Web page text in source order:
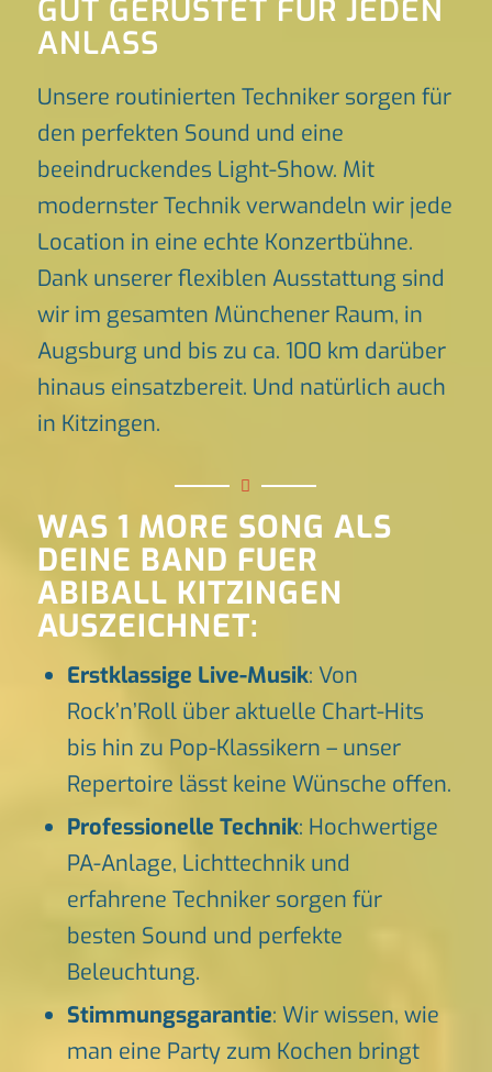
GUT GERÜSTET FÜR JEDEN
ANLASS
Unsere routinierten Techniker sorgen für
den perfekten Sound und eine
beeindruckendes Light-Show. Mit
modernster Technik verwandeln wir jede
Location in eine echte Konzertbühne.
Dank unserer flexiblen Ausstattung sind
wir im gesamten Münchener Raum, in
Augsburg und bis zu ca. 100 km darüber
hinaus einsatzbereit. Und natürlich auch
in Kitzingen.
WAS 1 MORE SONG ALS
DEINE BAND FUER
ABIBALL KITZINGEN
AUSZEICHNET:
Erstklassige Live-Musik: Von
Rock’n’Roll über aktuelle Chart-Hits
bis hin zu Pop-Klassikern – unser
Repertoire lässt keine Wünsche offen.
Professionelle Technik: Hochwertige
PA-Anlage, Lichttechnik und
erfahrene Techniker sorgen für
besten Sound und perfekte
Beleuchtung.
Stimmungsgarantie: Wir wissen, wie
man eine Party zum Kochen bringt